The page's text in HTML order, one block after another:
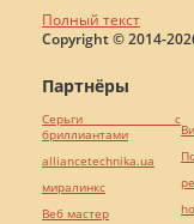
Полный текст
Copyright © 2014-
Партнёры
Серьги с
бриллиантами
alliancetechnika.ua
миралинкс
Веб мастер